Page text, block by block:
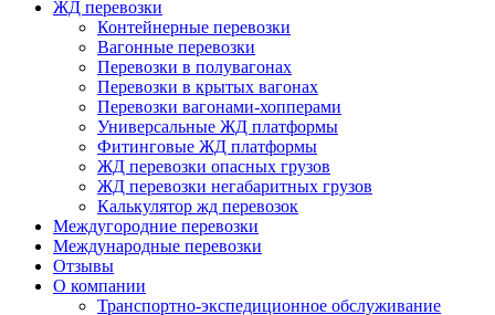
ЖД перевозки
Контейнерные перевозки
Вагонные перевозки
Перевозки в полувагонах
Перевозки в крытых вагонах
Перевозки вагонами-хопперами
Универсальные ЖД платформы
Фитинговые ЖД платформы
ЖД перевозки опасных грузов
ЖД перевозки негабаритных грузов
Калькулятор жд перевозок
Междугородние перевозки
Международные перевозки
Отзывы
О компании
Транспортно-экспедиционное обслуживание